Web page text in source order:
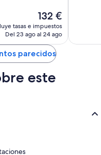
El
precio
actual
de
132 €
132 €
tasas e impuestos
Del 23 ago al 24 ago
parecidos
este